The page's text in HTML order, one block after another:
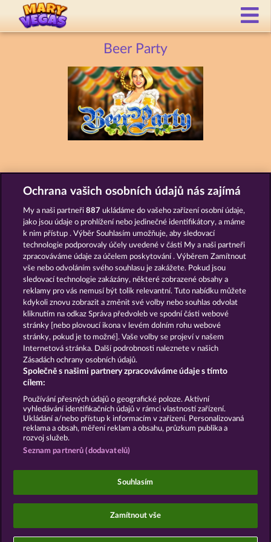
Beer Party
AUTOMATY JAKO BEER PARTY
Hallow Reels Snegurochka
Podmínky Prohlášení o ochraně údajů
Kontakt Společnost Časté dotazy
Partnerský program Facebook
Podat Žádost o Odstoupení
Sociální kasinové hry jsou určeny výhradně k
zábavním účelům a nemají vůbec žádný vliv na
skutečnými penězi.
©2026 Whow Games GmbH
Ochrana vašich osobních údajů nás zajímá
My a naši partneři887 ukládáme do vašeho zařízení osobní údaje,
jako jsou údaje o prohlížení nebo jedinečné identifikátory, a máme
k nim přístup . Výběr Souhlasím umožňuje, aby sledovací
technologie podporovaly účely uvedené v části My a naši partneři
zpracováváme údaje za účelem poskytování . Výběrem Zamítnout
vše nebo odvoláním svého souhlasu je zakážete. Pokud jsou
sledovací technologie zakázány, některé zobrazené obsahy a
reklamy pro vás nemusí být tolik relevantní. Tuto nabídku můžete
kdykoli znovu zobrazit a změnit své volby nebo souhlas odvolat
kliknutím na odkaz Správa předvoleb ve spodní části webové
stránky [nebo plovoucí ikona v levém dolním rohu webové
stránky, pokud je to možné]. Vaše volby se projeví v našem
Internetová stránka. Další podrobnosti naleznete v našich
Zásadách ochrany osobních údajů.
Společně s našimi partnery zpracováváme údaje s tímto
cílem:
Používání přesných údajů o geografické poloze. Aktivní
vyhledávání identifikačních údajů v rámci vlastností zařízení.
Ukládání a/nebo přístup k informacím v zařízení. Personalizovaná
reklama a obsah, měření reklam a obsahu, průzkum publika a
rozvoj služeb.
Seznam partnerů (dodavatelů)
Souhlasím
Zamítnout vše